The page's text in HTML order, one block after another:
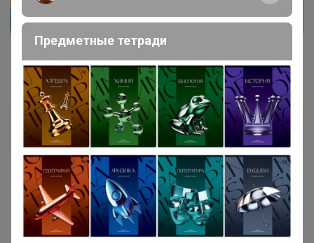
Бонифаций
Серебряный организатор
24 января, 2023 16:41
ЮлияО, Добрый день развоз вторник-среда и
пятница-суббота. Часть заказов уехала сегодня,
Предметные тетради